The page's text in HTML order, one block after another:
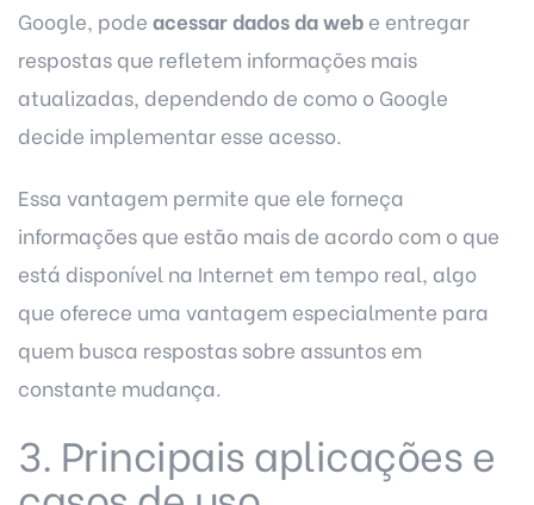
Google, pode acessar dados da web e entregar
respostas que refletem informações mais
atualizadas, dependendo de como o Google
decide implementar esse acesso.
Essa vantagem permite que ele forneça
informações que estão mais de acordo com o que
está disponível na Internet em tempo real, algo
que oferece uma vantagem especialmente para
quem busca respostas sobre assuntos em
constante mudança.
3. Principais aplicações e